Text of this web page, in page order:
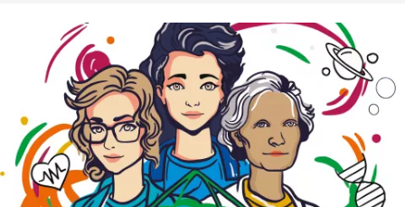
navigace